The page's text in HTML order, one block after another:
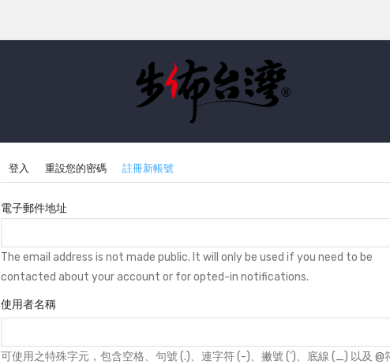
Primary
tabs
登入 重設您的密碼 註冊新帳號
電子郵件地址
The email address is not made public. It will only be used if you need to be
contacted about your account or for opted-in notifications.
使用者名稱
可使用之特殊字元，包含空格、句號 (.)、連字符 (-)、撇號 (')、底線 (_) 以及 @